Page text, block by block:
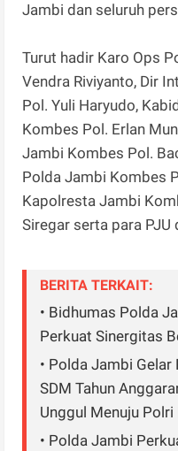
Jambi dan seluruh
Turut hadir Karo Ops
Vendra Riviyanto, Dir
Pol. Yuli Haryudo,
Kombes Pol. Erlan
Jambi Kombes Pol.
Polda Jambi Kombes
Kapolresta Jambi
Siregar serta para PJU
BERITA TERKAIT:
• Bidhumas Polda
Perkuat Sinergitas
• Polda Jambi
SDM Tahun
Unggul Menuju Polri
• Polda Jambi